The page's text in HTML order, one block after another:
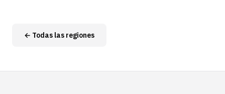
← Todas las regiones